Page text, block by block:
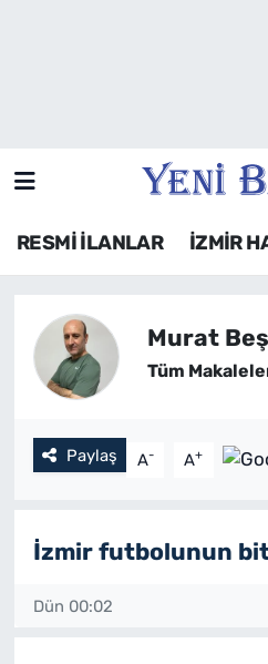
RESMİ İLANLAR İZMİR
Murat
Tüm
Paylaş A- A+
İzmir futbolunun
Dün 00:02
Siyaset
Asayiş / Polis-Adliye
Spor
Künye